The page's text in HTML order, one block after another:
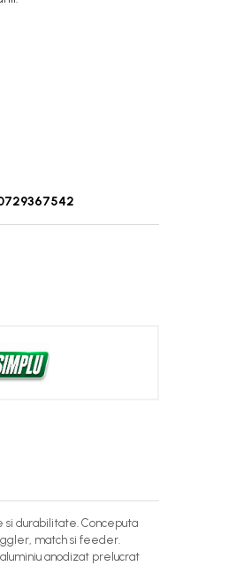
durabilitate. Conceputa
match si feeder.
anodizat prelucrat